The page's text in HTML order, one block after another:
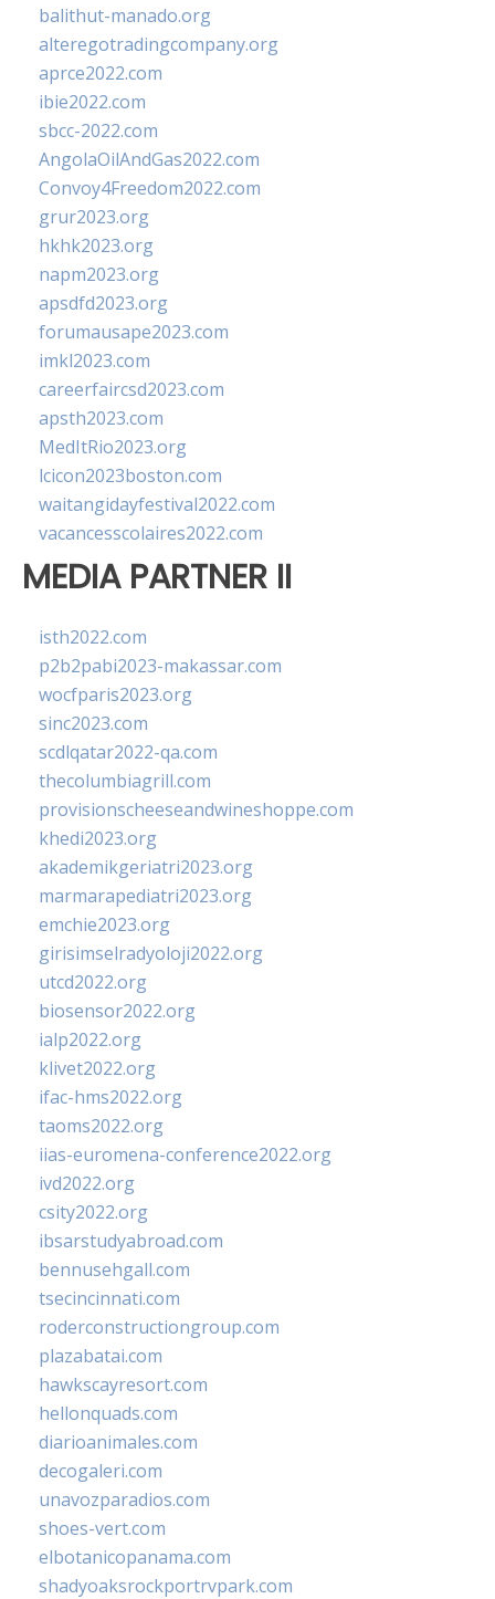
balithut-manado.org
alteregotradingcompany.org
aprce2022.com
ibie2022.com
sbcc-2022.com
AngolaOilAndGas2022.com
Convoy4Freedom2022.com
grur2023.org
hkhk2023.org
napm2023.org
apsdfd2023.org
forumausape2023.com
imkl2023.com
careerfaircsd2023.com
apsth2023.com
MedItRio2023.org
lcicon2023boston.com
waitangidayfestival2022.com
vacancesscolaires2022.com
MEDIA PARTNER II
isth2022.com
p2b2pabi2023-makassar.com
wocfparis2023.org
sinc2023.com
scdlqatar2022-qa.com
thecolumbiagrill.com
provisionscheeseandwineshoppe.com
khedi2023.org
akademikgeriatri2023.org
marmarapediatri2023.org
emchie2023.org
girisimselradyoloji2022.org
utcd2022.org
biosensor2022.org
ialp2022.org
klivet2022.org
ifac-hms2022.org
taoms2022.org
iias-euromena-conference2022.org
ivd2022.org
csity2022.org
ibsarstudyabroad.com
bennusehgall.com
tsecincinnati.com
roderconstructiongroup.com
plazabatai.com
hawkscayresort.com
hellonquads.com
diarioanimales.com
decogaleri.com
unavozparadios.com
shoes-vert.com
elbotanicopanama.com
shadyoaksrockportrvpark.com